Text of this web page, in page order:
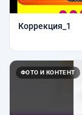
Коррекция_1
ФОТО И КОНТЕНТ